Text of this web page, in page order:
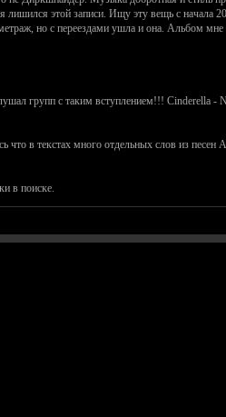
этой записи. Ищу эту вещь с начала
но с переездами ушла и она. Альбом
групп с таким вступлением!!! Cinderella
в текстах много отдельных слов из песен
в поиске.